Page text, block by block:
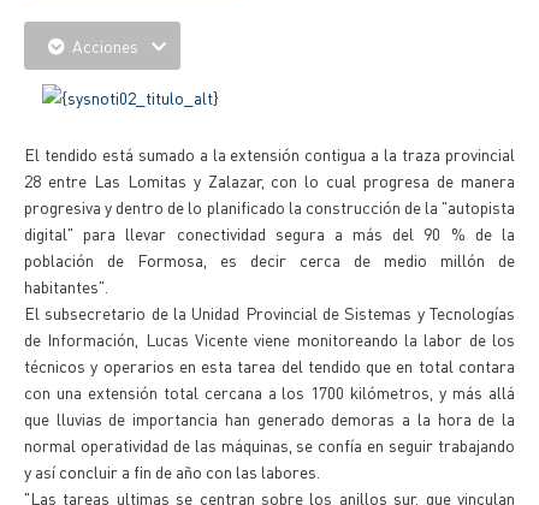
Acciones
El tendido está sumado a la extensión contigua a la traza provincial
28 entre Las Lomitas y Zalazar, con lo cual progresa de manera
progresiva y dentro de lo planificado la construcción de la "autopista
digital" para llevar conectividad segura a más del 90 % de la
población de Formosa, es decir cerca de medio millón de
habitantes".
El subsecretario de la Unidad Provincial de Sistemas y Tecnologías
de Información, Lucas Vicente viene monitoreando la labor de los
técnicos y operarios en esta tarea del tendido que en total contara
con una extensión total cercana a los 1700 kilómetros, y más allá
que lluvias de importancia han generado demoras a la hora de la
normal operatividad de las máquinas, se confía en seguir trabajando
y así concluir a fin de año con las labores.
"Las tareas ultimas se centran sobre los anillos sur, que vinculan